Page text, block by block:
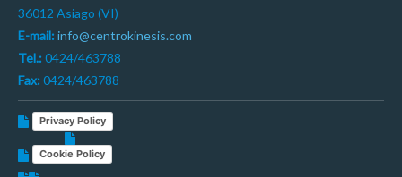
36012 Asiago (VI)
E-mail: info@centrokinesis.com
Tel.: 0424/463788
Fax: 0424/463788
Privacy Policy
Cookie Policy